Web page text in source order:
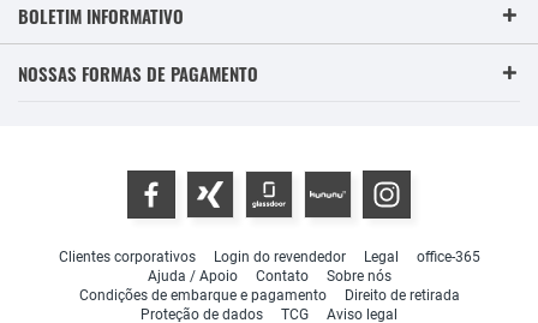
BOLETIM INFORMATIVO
NOSSAS FORMAS DE PAGAMENTO
Clientes corporativos Login do revendedor Legal
office-365
Ajuda / Apoio
Contato
Sobre nós
Condições de embarque e pagamento
Direito de retirada
Proteção de dados
TCG Aviso legal